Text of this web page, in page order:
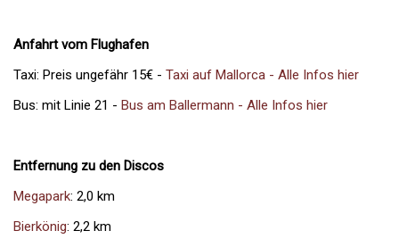
Anfahrt vom Flughafen
Taxi: Preis ungefähr 15€ - Taxi auf Mallorca - Alle Infos hier
Bus: mit Linie 21 - Bus am Ballermann - Alle Infos hier
Entfernung zu den Discos
Megapark: 2,0 km
Bierkönig: 2,2 km